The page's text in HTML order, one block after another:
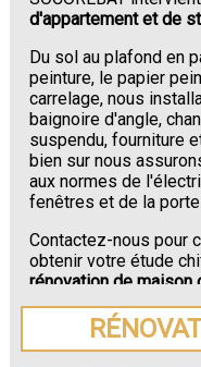
d'appartement et de
Du sol au plafond en
peinture, le papier
carrelage, nous
baignoire d'angle,
suspendu, fourniture
bien sur nous
aux normes de
fenêtres et de la
Contactez-nous pour
obtenir votre étude
rénovation de maison
Bussières.